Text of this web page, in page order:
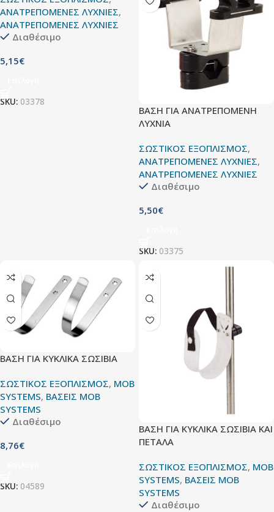
ΑΝΑΤΡΕΠΟΜΕΝΕΣ ΛΥΧΝΙΕΣ,
ΑΝΑΤΡΕΠΟΜΕΝΕΣ ΛΥΧΝΙΕΣ
Διαθέσιμο
5,15€
SKU: 03378
ΒΑΣΗ ΓΙΑ ΑΝΑΤΡΕΠΟΜΕΝΗ
ΛΥΧΝΙΑ
ΣΩΣΤΙΚΟΣ ΕΞΟΠΛΙΣΜΟΣ,
ΑΝΑΤΡΕΠΟΜΕΝΕΣ ΛΥΧΝΙΕΣ,
ΑΝΑΤΡΕΠΟΜΕΝΕΣ ΛΥΧΝΙΕΣ
Διαθέσιμο
5,50€
SKU: 03375
ΒΑΣΗ ΓΙΑ ΚΥΚΛΙΚΑ ΣΩΣΙΒΙΑ
ΣΩΣΤΙΚΟΣ ΕΞΟΠΛΙΣΜΟΣ, MOB
SYSTEMS, ΒΑΣΕΙΣ MOB
SYSTEMS
Διαθέσιμο
8,76€
SKU: 04589
ΒΑΣΗ ΓΙΑ ΚΥΚΛΙΚΑ ΣΩΣΙΒΙΑ ΚΑΙ
ΠΕΤΑΛΑ
ΣΩΣΤΙΚΟΣ ΕΞΟΠΛΙΣΜΟΣ, MOB
SYSTEMS, ΒΑΣΕΙΣ MOB
SYSTEMS
Διαθέσιμο